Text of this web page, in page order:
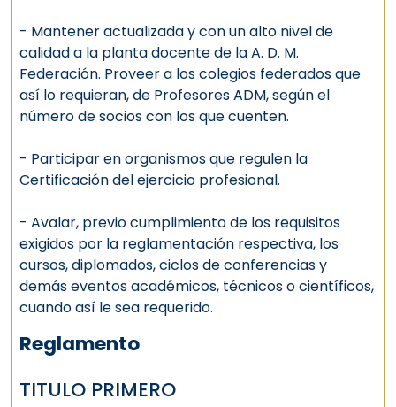
- Mantener actualizada y con un alto nivel de
calidad a la planta docente de la A. D. M.
Federación. Proveer a los colegios federados que
así lo requieran, de Profesores ADM, según el
número de socios con los que cuenten.
- Participar en organismos que regulen la
Certificación del ejercicio profesional.
- Avalar, previo cumplimiento de los requisitos
exigidos por la reglamentación respectiva, los
cursos, diplomados, ciclos de conferencias y
demás eventos académicos, técnicos o científicos,
cuando así le sea requerido.
Reglamento
TITULO PRIMERO